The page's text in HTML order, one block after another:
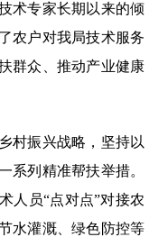
术专家长期以来的倾
农户对我局技术服务
群众、推动产业健康
村振兴战略，坚持以
系列精准帮扶举措。
人员“点对点”对接农
水灌溉、绿色防控等